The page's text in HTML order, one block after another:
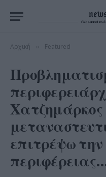
Αρχική Featured
Χατζημάρκος
επιτρέψω